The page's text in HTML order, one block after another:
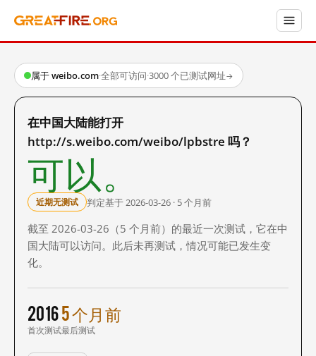
属于 weibo.com·全部可访问·3000 个已测试网址→
在中国大陆能打开
http://s.weibo.com/weibo/lpbstre 吗？
可以。
近期无测试 判定基于 2026-03-26 · 5 个月前
截至 2026-03-26（5 个月前）的最近一次测试，它在中
国大陆可以访问。此后未再测试，情况可能已发生变
化。
2016
首次测试
5 个月前
最后测试